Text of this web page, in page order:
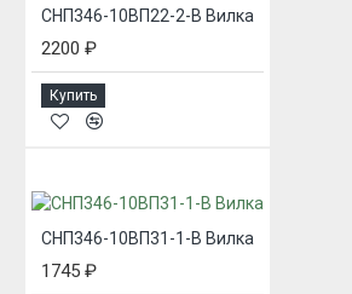
СНП346-10ВП22-2-В Вилка
2200 ₽
Купить
СНП346-10ВП31-1-В Вилка
1745 ₽